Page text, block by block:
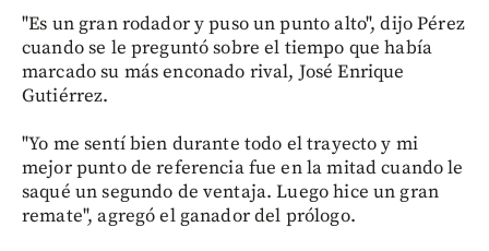
"Es un gran rodador y puso un punto alto", dijo Pérez
cuando se le preguntó sobre el tiempo que había
marcado su más enconado rival, José Enrique
Gutiérrez.
"Yo me sentí bien durante todo el trayecto y mi
mejor punto de referencia fue en la mitad cuando le
saqué un segundo de ventaja. Luego hice un gran
remate", agregó el ganador del prólogo.